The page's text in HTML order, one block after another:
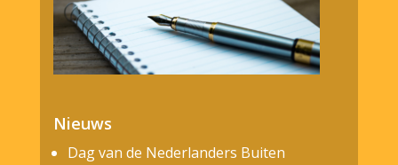
Nieuws
Dag van de Nederlanders Buiten